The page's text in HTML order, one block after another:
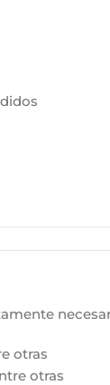
otras
otras